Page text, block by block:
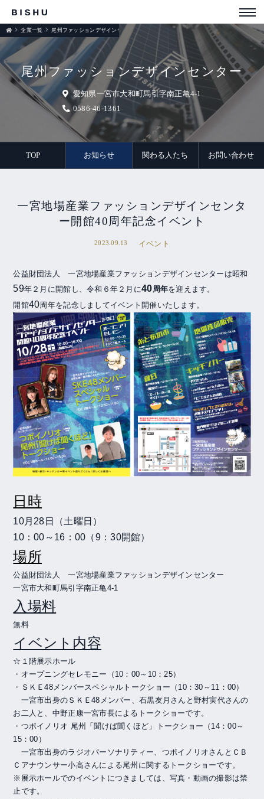
尾州ファッションデザインセンター
愛知県一宮市大和町馬引字南正亀4-1
0586-46-1361
企業一覧 尾州ファッションデザインセンター
TOP お知らせ 関わる人たち お問い合わせ
一宮地場産業ファッションデザインセンタ
ー開館40周年記念イベント
2023.09.13 イベント
公益財団法人 一宮地場産業ファッションデザインセンターは昭和
59年２月に開館し、令和６年２月に40周年を迎えます。
開館40周年を記念しましてイベント開催いたします。
日時
10月 28 日（土曜日）
10：00 ～ 16 ： 00 （9：30開館）
場所
公益財団法人 一宮地場産業ファッションデザインセンター
一宮市大和町馬引字南正亀4-1
入場料
無料
イベント内容
☆１階展示ホール
・オープニングセレモニー（ 10 ： 00～ 10 ：25）
・ＳＫＥ48メンバースペシャルトークショー（ 10：30 ～ 11 ： 00）
一宮市出身のＳＫＥ48 メンバー、石黒友月さんと野村実代さんの
お二人と、 中野正康一宮市長によるトークショーです。
・つボイノリオ 尾州「聞けば聞くほど」トークショー（ 14：00～
15：00 ）
一宮市出身のラジオパーソナリティー、つボイノリオさんとＣＢ
Ｃアナウンサー小高さんによる尾州に関するトークショーです。
※展示ホールでのイベントにつきましては、写真・動画の撮影は禁
止です。